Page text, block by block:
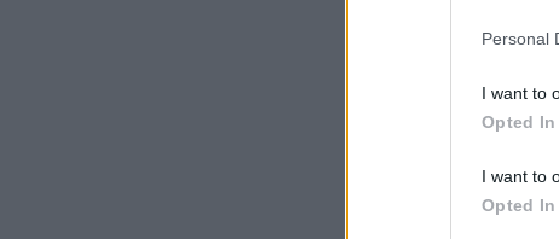
Personal
I want to
Opted In
I want to
Opted In